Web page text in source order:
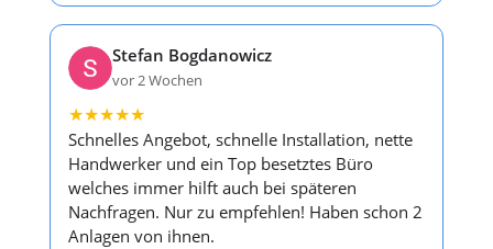
Stefan Bogdanowicz
vor 2 Wochen
★★★★★
Schnelles Angebot, schnelle Installation, nette
Handwerker und ein Top besetztes Büro
welches immer hilft auch bei späteren
Nachfragen. Nur zu empfehlen! Haben schon 2
Anlagen von ihnen.